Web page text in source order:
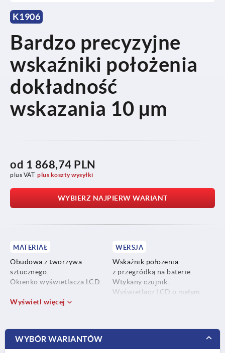
K1906
Bardzo precyzyjne
wskaźniki położenia
dokładność
wskazania 10 µm
od 1 868,74 PLN
plus VAT plus koszty wysyłki
WYBIERZ NAJPIERW WARIANT
MATERIAŁ
Obudowa z tworzywa
sztucznego.
Okienko wyświetlacza LCD.
WERSJA
Wskaźnik położenia
z przegródką na baterie.
Wtykany czujnik.
Wyświetlacz LCD o małym
Wyświetl więcej
WYBÓR WARIANTÓW